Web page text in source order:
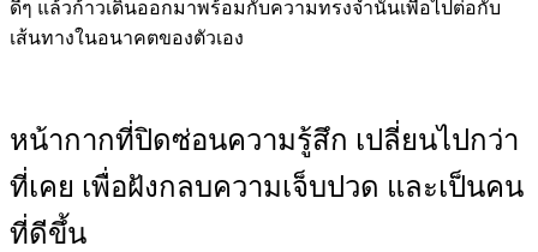
ดีๆ แล้วก้าวเดินออกมาพร้อมกับความทรงจำนั้นเพื่อไปต่อกับ
เส้นทางในอนาคตของตัวเอง
หน้ากากที่ปิดซ่อนความรู้สึก เปลี่ยนไปกว่า
ที่เคย เพื่อฝังกลบความเจ็บปวด และเป็นคน
ที่ดีขึ้น